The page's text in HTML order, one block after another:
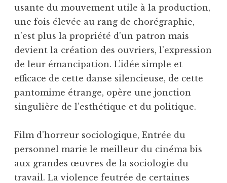
usante du mouvement utile à la production,
une fois élevée au rang de chorégraphie,
n’est plus la propriété d’un patron mais
devient la création des ouvriers, l’expression
de leur émancipation. L’idée simple et
efficace de cette danse silencieuse, de cette
pantomime étrange, opère une jonction
singulière de l’esthétique et du politique.
Film d’horreur sociologique, Entrée du
personnel marie le meilleur du cinéma bis
aux grandes œuvres de la sociologie du
travail. La violence feutrée de certaines